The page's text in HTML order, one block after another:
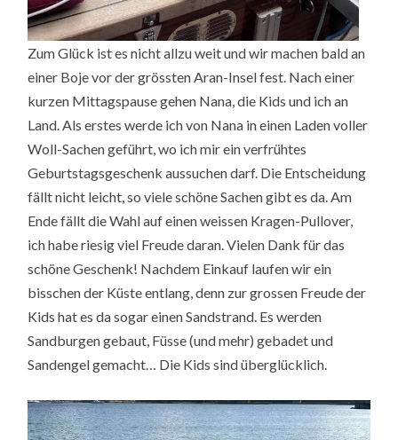
Zum Glück ist es nicht allzu weit und wir machen bald an
einer Boje vor der grössten Aran-Insel fest. Nach einer
kurzen Mittagspause gehen Nana, die Kids und ich an
Land. Als erstes werde ich von Nana in einen Laden voller
Woll-Sachen geführt, wo ich mir ein verfrühtes
Geburtstagsgeschenk aussuchen darf. Die Entscheidung
fällt nicht leicht, so viele schöne Sachen gibt es da. Am
Ende fällt die Wahl auf einen weissen Kragen-Pullover,
ich habe riesig viel Freude daran. Vielen Dank für das
schöne Geschenk! Nachdem Einkauf laufen wir ein
bisschen der Küste entlang, denn zur grossen Freude der
Kids hat es da sogar einen Sandstrand. Es werden
Sandburgen gebaut, Füsse (und mehr) gebadet und
Sandengel gemacht… Die Kids sind überglücklich.